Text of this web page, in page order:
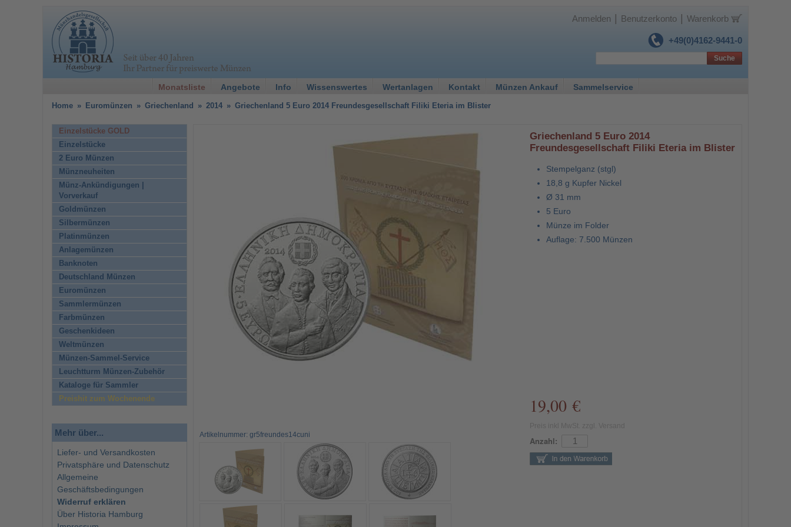
+49(0)4162-9441-0
Anmelden Benutzerkonto Warenkorb
Monatsliste Angebote Info Wissenswertes Wertanlagen Kontakt Münzen Ankauf Sammelservice
Suche
Home » Euromünzen » Griechenland » 2014 » Griechenland 5 Euro 2014 Freundesgesellschaft Filiki Eteria im Blister
Artikelnummer: gr5freundes14cuni
Griechenland 5 Euro 2014
Freundesgesellschaft Filiki Eteria im Blister
Stempelganz (stgl)
18,8 g Kupfer Nickel
Ø 31 mm
5 Euro
Münze im Folder
Auflage: 7.500 Münzen
19,00 €
Anzahl:
Einzelstücke GOLD
Einzelstücke
2 Euro Münzen
Münzneuheiten
Münz-Ankündigungen |
Vorverkauf
Goldmünzen
Silbermünzen
Platinmünzen
Anlagemünzen
Banknoten
Deutschland Münzen
Euromünzen
Sammlermünzen
Farbmünzen
Geschenkideen
Weltmünzen
Münzen-Sammel-Service
Leuchtturm Münzen-Zubehör
Kataloge für Sammler
Preishit zum Wochenende
Mehr über...
Liefer- und Versandkosten
Privatsphäre und Datenschutz
Allgemeine
Geschäftsbedingungen
Widerruf erklären
Über Historia Hamburg